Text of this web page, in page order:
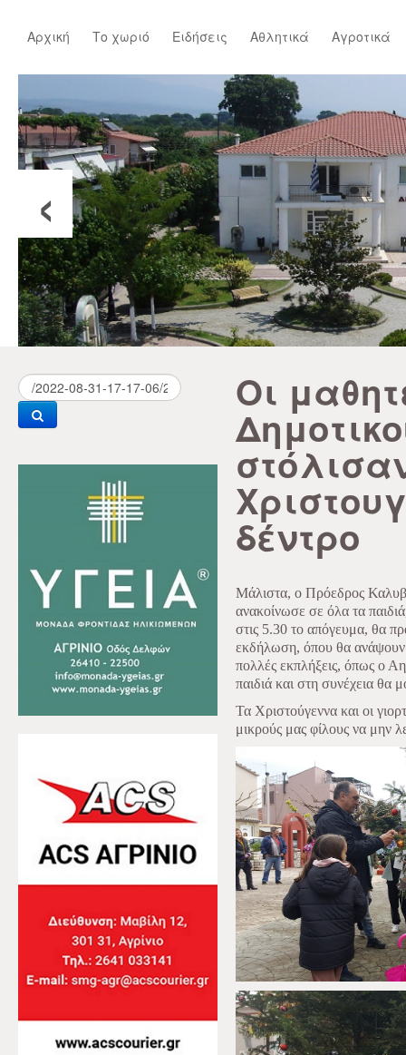
Αρχική Το χωριό Ειδήσεις Αθλητικά Αγροτικά
‹
Οι
δέντρο
Μάλιστα, ο Πρόεδρος
ανακοίνωσε σε όλα τα
στις 5.30 το απόγευμα, θα
εκδήλωση, όπου θα ανάψουν
πολλές εκπλήξεις, όπως ο
παιδιά και στη συνέχεια θα
Τα Χριστούγεννα και οι
μικρούς μας φίλους να μην